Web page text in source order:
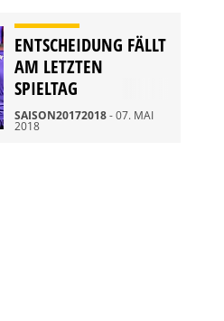
ENTSCHEIDUNG FÄLLT
AM LETZTEN
SPIELTAG
SAISON20172018- 07. MAI
2018